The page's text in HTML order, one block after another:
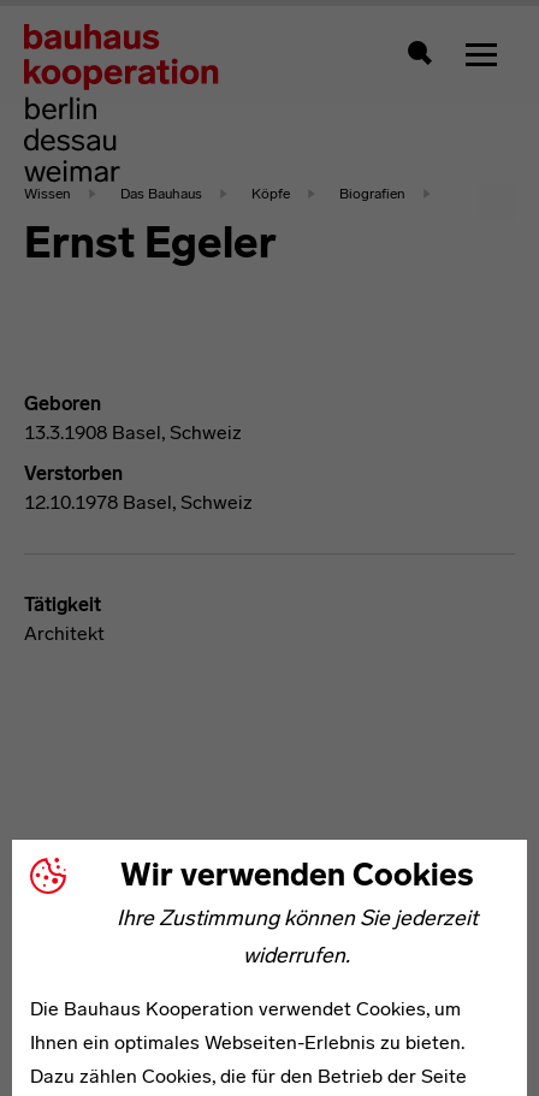
Wir verwenden Cookies
Ihre Zustimmung können Sie jederzeit
widerrufen.
Die Bauhaus Kooperation verwendet Cookies, um
Ihnen ein optimales Webseiten-Erlebnis zu bieten.
Dazu zählen Cookies, die für den Betrieb der Seite
Zeigt
Wissen Das Bauhaus Köpfe Biografien
Ernst Egeler
Geboren
13.3.1908 Basel, Schweiz
Verstorben
12.10.1978 Basel, Schweiz
Tätigkeit
Architekt
Vilhelm Bjerke Petersen